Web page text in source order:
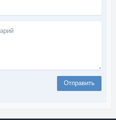
Отправить